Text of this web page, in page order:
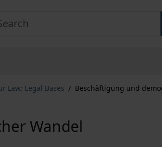
Law: Legal Bases / Beschäftigung und
Wandel